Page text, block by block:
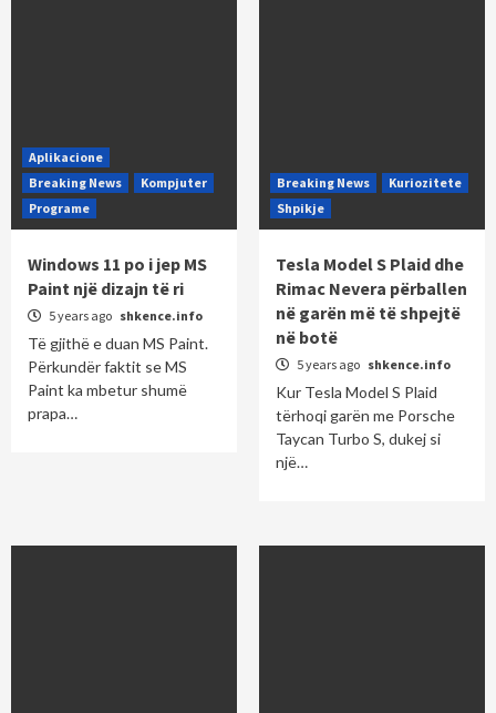
Aplikacione
Breaking News
Kompjuter
Programe
Windows 11 po i jep MS
Paint një dizajn të ri
5 years ago shkence.info
Të gjithë e duan MS Paint.
Përkundër faktit se MS
Paint ka mbetur shumë
prapa…
Breaking News
Kuriozitete
Shpikje
Tesla Model S Plaid dhe
Rimac Nevera përballen
në garën më të shpejtë
në botë
5 years ago shkence.info
Kur Tesla Model S Plaid
tërhoqi garën me Porsche
Taycan Turbo S, dukej si
një…